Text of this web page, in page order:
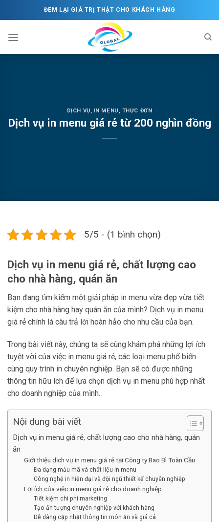
to
ĐEM LẠI GIÁ TRỊ THẬT CHO KHÁCH HÀNG
DỊCH VỤ, IN MENU, THỰC ĐƠN
Dịch vụ in menu giá rẻ từ 200 nghìn đồng
5/5 - (1 bình chọn)
Dịch vụ in menu giá rẻ, chất lượng cao
cho nhà hàng, quán ăn
Bạn đang tìm kiếm một giải pháp in menu vừa đẹp vừa tiết
kiệm cho nhà hàng hay quán ăn của mình? Dịch vụ in menu
giá rẻ chính là câu trả lời hoàn hảo cho nhu cầu của bạn.
Trong bài viết này, chúng ta sẽ cùng khám phá những lợi ích
tuyệt vời của việc in menu giá rẻ, các loại menu phổ biến
cùng quy trình in chuyên nghiệp. Bạn sẽ có được những
thông tin hữu ích để lựa chọn dịch vụ in menu phù hợp nhất
cho doanh nghiệp của mình.
Nội dung bài viết
Dịch vụ in menu giá rẻ, chất lượng cao cho nhà hàng, quán
ăn
Giới thiệu dịch vụ in menu giá rẻ tại Công ty Bao Bì Toàn Cầu
Đa dạng mẫu mã và chất liệu in menu
Công nghệ in hiện đại và đội ngũ thiết kế chuyên nghiệp
Lợi ích của việc in menu giá rẻ cho doanh nghiệp
Tiết kiệm chi phí marketing
Tạo ấn tượng chuyên nghiệp với khách hàng
Dễ dàng cập nhật thông tin món ăn và giá cả